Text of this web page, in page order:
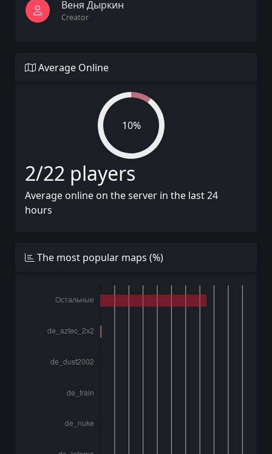
Веня Дыркин
Creator
Average Online
10%
2/22 players
Average online on the server in the last 24
hours
The most popular maps (%)